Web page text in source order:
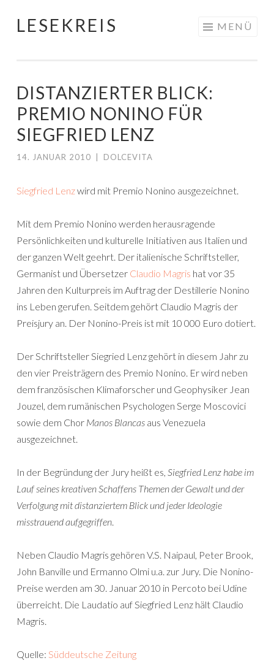
Springe
LESEKREIS MENÜ
DISTANZIERTER BLICK:
PREMIO NONINO FÜR
SIEGFRIED LENZ
14. JANUAR 2010 DOLCEVITA
Siegfried Lenzwird mit Premio Nonino ausgezeichnet.
Mit dem Premio Nonino werden herausragende
Persönlichkeiten und kulturelle Initiativen aus Italien und
der ganzen Welt geehrt. Der italienische Schriftsteller,
Germanist und Übersetzer Claudio Magris hat vor 35
Jahren den Kulturpreis im Auftrag der Destillerie Nonino
ins Leben gerufen. Seitdem gehört Claudio Magris der
Preisjury an. Der Nonino-Preis ist mit 10 000 Euro dotiert.
Der Schriftsteller Siegried Lenz gehört in diesem Jahr zu
den vier Preisträgern des Premio Nonino. Er wird neben
dem französischen Klimaforscher und Geophysiker Jean
Jouzel, dem rumänischen Psychologen Serge Moscovici
sowie dem Chor Manos Blancas aus Venezuela
ausgezeichnet.
In der Begründung der Jury heißt es, Siegfried Lenz habe im
Lauf seines kreativen Schaffens Themen der Gewalt und der
Verfolgung mit distanziertem Blick und jeder Ideologie
misstrauend aufgegriffen.
Neben Claudio Magris gehören V.S. Naipaul, Peter Brook,
John Banville und Ermanno Olmi u.a. zur Jury. Die Nonino-
Preise werden am 30. Januar 2010 in Percoto bei Udine
überreicht. Die Laudatio auf Siegfried Lenz hält Claudio
Magris.
Quelle: Süddeutsche Zeitung